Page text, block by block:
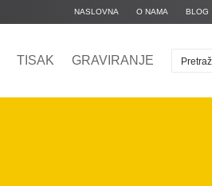
NASLOVNA O NAMA BLOG
TISAK GRAVIRANJE